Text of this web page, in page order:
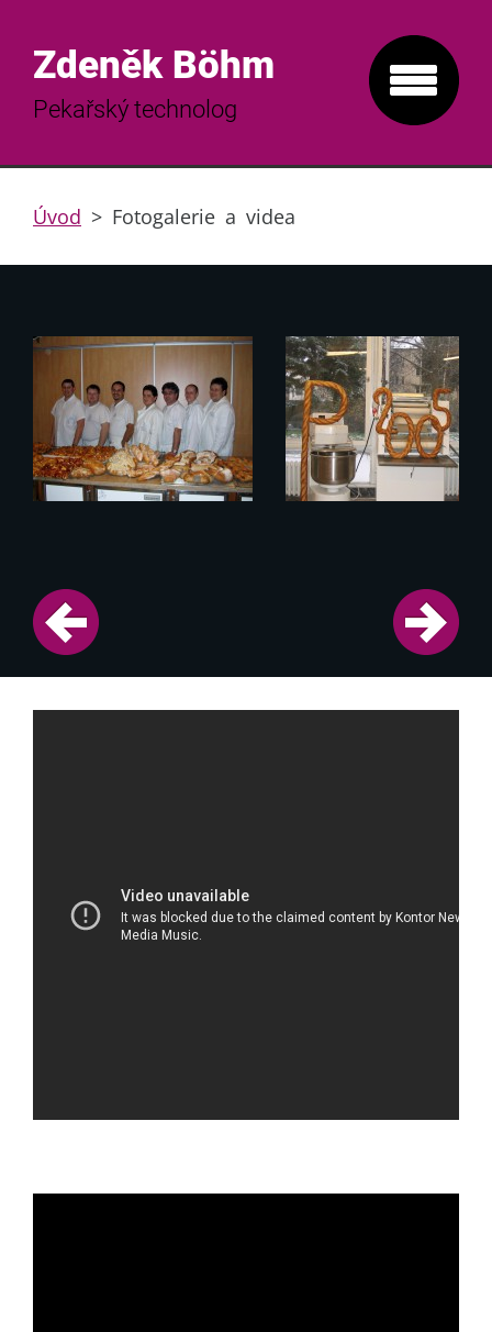
Zdeněk Böhm
Pekařský technolog
Úvod > Fotogalerie a videa